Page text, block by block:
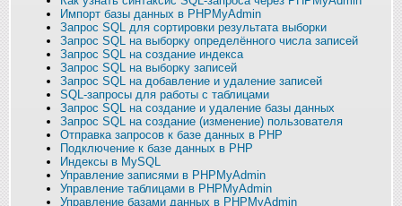
Импорт базы данных в PHPMyAdmin
Запрос SQL для сортировки результата выборки
Запрос SQL на выборку определённого числа записей
Запрос SQL на создание индекса
Запрос SQL на выборку записей
Запрос SQL на добавление и удаление записей
SQL-запросы для работы с таблицами
Запрос SQL на создание и удаление базы данных
Запрос SQL на создание (изменение) пользователя
Отправка запросов к базе данных в PHP
Подключение к базе данных в PHP
Индексы в MySQL
Управление записями в PHPMyAdmin
Управление таблицами в PHPMyAdmin
Управление базами данных в PHPMyAdmin